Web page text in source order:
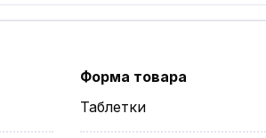
Форма товара
Таблетки